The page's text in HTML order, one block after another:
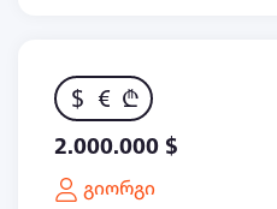
$ € ₾
2.000.000 $
გიორგი